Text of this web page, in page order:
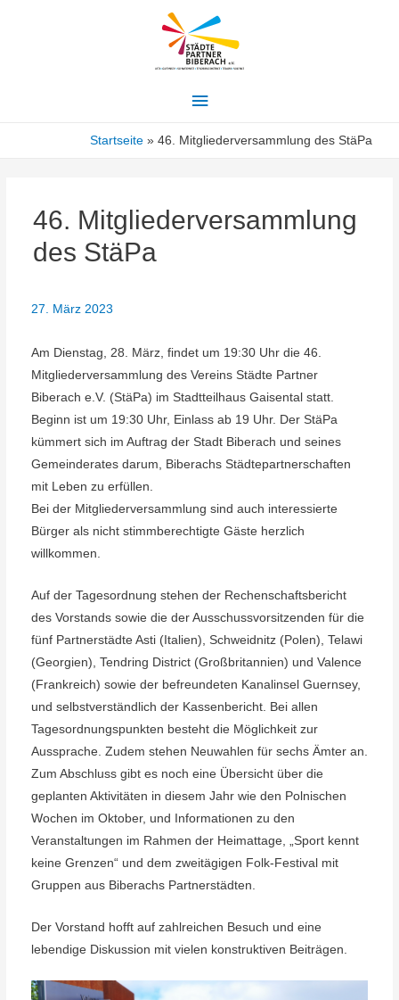
Hauptmenü
Startseite 46. Mitgliederversammlung des StäPa
46. Mitgliederversammlung
des StäPa
27. März 2023
Am Dienstag, 28. März, findet um 19:30 Uhr die 46.
Mitgliederversammlung des Vereins Städte Partner
Biberach e.V. (StäPa) im Stadtteilhaus Gaisental statt.
Beginn ist um 19:30 Uhr, Einlass ab 19 Uhr. Der StäPa
kümmert sich im Auftrag der Stadt Biberach und seines
Gemeinderates darum, Biberachs Städtepartnerschaften
mit Leben zu erfüllen.
Bei der Mitgliederversammlung sind auch interessierte
Bürger als nicht stimmberechtigte Gäste herzlich
willkommen.
Auf der Tagesordnung stehen der Rechenschaftsbericht
des Vorstands sowie die der Ausschussvorsitzenden für die
fünf Partnerstädte Asti (Italien), Schweidnitz (Polen), Telawi
(Georgien), Tendring District (Großbritannien) und Valence
(Frankreich) sowie der befreundeten Kanalinsel Guernsey,
und selbstverständlich der Kassenbericht. Bei allen
Tagesordnungspunkten besteht die Möglichkeit zur
Aussprache. Zudem stehen Neuwahlen für sechs Ämter an.
Zum Abschluss gibt es noch eine Übersicht über die
geplanten Aktivitäten in diesem Jahr wie den Polnischen
Wochen im Oktober, und Informationen zu den
Veranstaltungen im Rahmen der Heimattage, „Sport kennt
keine Grenzen“ und dem zweitägigen Folk-Festival mit
Gruppen aus Biberachs Partnerstädten.
Der Vorstand hofft auf zahlreichen Besuch und eine
lebendige Diskussion mit vielen konstruktiven Beiträgen.